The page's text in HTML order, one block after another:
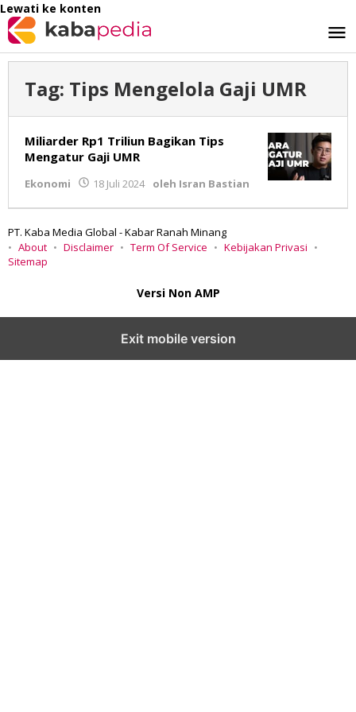
Lewati ke konten
Tag: Tips Mengelola Gaji UMR
Miliarder Rp1 Triliun Bagikan Tips
Mengatur Gaji UMR
Ekonomi 18 Juli 2024 oleh Isran Bastian
PT. Kaba Media Global - Kabar Ranah Minang
About
Disclaimer Term Of Service
Kebijakan Privasi
Sitemap
Versi Non AMP
Exit mobile version